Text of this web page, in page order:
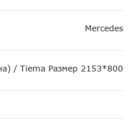
Mercedes
/ Tiema Размер 2153*800